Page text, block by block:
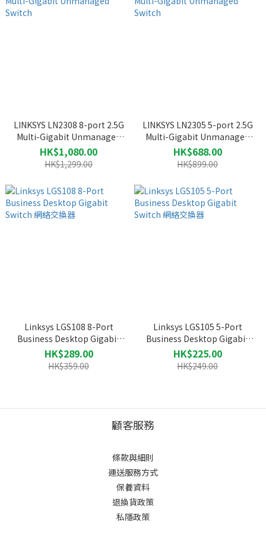
LINKSYS LN2308 8-port 2.5G
Multi-Gigabit Unmanaged
Switch
HK$1,080.00
HK$1,299.00
LINKSYS LN2305 5-port 2.5G
Multi-Gigabit Unmanaged
Switch
HK$688.00
HK$899.00
Linksys LGS108 8-Port
Business Desktop Gigabit
Switch 網絡交換器
HK$289.00
HK$359.00
Linksys LGS105 5-Port
Business Desktop Gigabit
Switch 網絡交換器
HK$225.00
HK$249.00
顧客服務
條款與細則
運送服務方式
保養資料
退換貨政策
私隱政策